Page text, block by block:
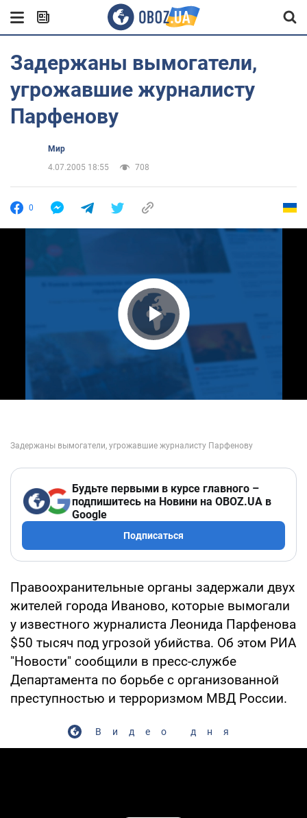
Задержаны вымогатели,
угрожавшие журналисту
Парфенову
Мир
4.07.2005 18:55
708
0
Play Video
Будьте первыми в курсе главного –
подпишитесь на Новини на OBOZ.UA в
Google
Подписаться
Правоохранительные органы задержали двух
жителей города Иваново, которые вымогали
у известного журналиста Леонида Парфенова
$50 тысяч под угрозой убийства. Об этом РИА
"Новости" сообщили в пресс-службе
Департамента по борьбе с организованной
преступностью и терроризмом МВД России.
Видео дня